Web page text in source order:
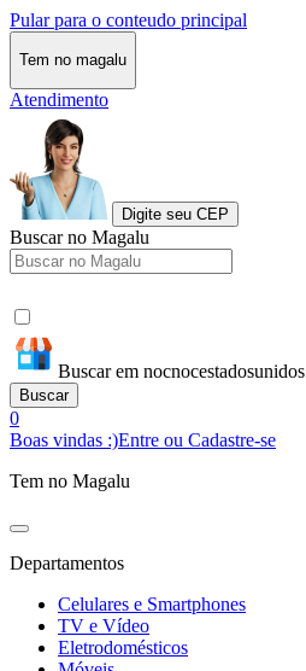
Pular para o conteudo principal
Tem no magalu
Atendimento
Digite seu CEP
Buscar no Magalu
Buscar em nocnocestadosunidos
Buscar
0
Boas vindas :)Entre ou Cadastre-se
Tem no Magalu
Departamentos
Celulares e Smartphones
TV e Vídeo
Eletrodomésticos